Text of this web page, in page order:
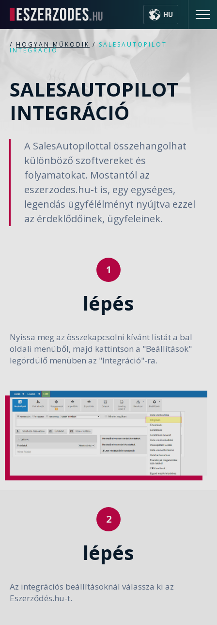
HU
/ HOGYAN MŰKÖDIK / SALESAUTOPILOT
INTEGRÁCIÓ
SALESAUTOPILOT
INTEGRÁCIÓ
A SalesAutopilottal összehangolhat
különböző szoftvereket és
folyamatokat. Mostantól az
eszerzodes.hu-t is, egy egységes,
legendás ügyfélélményt nyújtva ezzel
az érdeklődőinek, ügyfeleinek.
lépés
Nyissa meg az összekapcsolni kívánt listát a bal
oldali menüből, majd kattintson a "Beállítások"
legördülő menüben az "Integráció"-ra.
lépés
Az integrációs beállításoknál válassza ki az
Eszerződés.hu-t.